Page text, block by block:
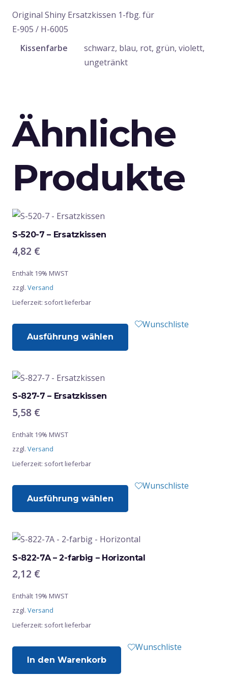
fbg.
Menge
Original Shiny Ersatzkissen 1-fbg. für
E-905 / H-6005
Kissenfarbe
schwarz, blau, rot, grün, violett,
ungetränkt
Ähnliche
Produkte
S-520-7 – Ersatzkissen
4,82 €
Enthält 19% MWST
zzgl. Versand
Lieferzeit: sofort lieferbar
Ausführung wählen
Dieses
Produktseite
Wunschliste
S-827-7 – Ersatzkissen
5,58 €
Enthält 19% MWST
zzgl. Versand
Lieferzeit: sofort lieferbar
Ausführung wählen
Dieses
Varianten
auf.
Produktseite
Wunschliste
S-822-7A – 2-farbig – Horizontal
2,12 €
Enthält 19% MWST
zzgl. Versand
Lieferzeit: sofort lieferbar
In den Warenkorb
Wunschliste